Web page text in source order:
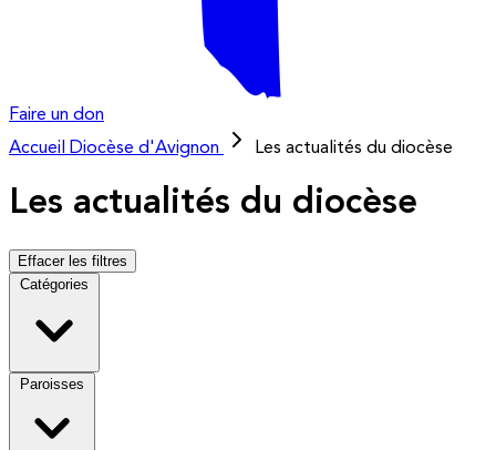
Faire un don
Accueil
Diocèse d'Avignon Les actualités du diocèse
Les actualités du diocèse
Effacer les filtres
Catégories
Paroisses